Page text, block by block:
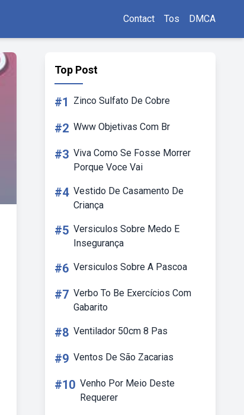
Contact Tos DMCA
Top Post
#1 Zinco Sulfato De Cobre
#2 Www Objetivas Com Br
#3 Viva Como Se Fosse Morrer
Porque Voce Vai
#4 Vestido De Casamento De
Criança
#5 Versiculos Sobre Medo E
Insegurança
#6 Versiculos Sobre A Pascoa
#7 Verbo To Be Exercícios Com
Gabarito
#8 Ventilador 50cm 8 Pas
#9 Ventos De São Zacarias
#10 Venho Por Meio Deste
Requerer